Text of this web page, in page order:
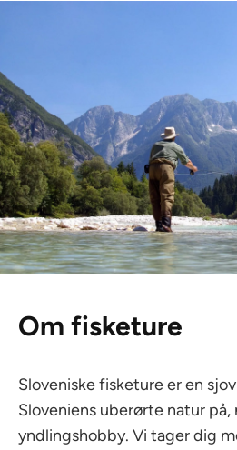
Om fisketure
Sloveniske fisketure er en
Sloveniens uberørte natur
yndlingshobby. Vi tager dig